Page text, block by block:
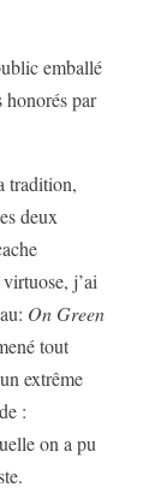
emballé
honorés par
tradition,
deux
j’ai
On Green
tout
extrême
:
on a pu